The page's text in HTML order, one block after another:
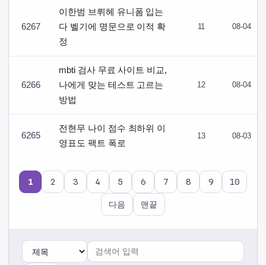
6267
이한범 브뤼헤 유니폼 입는
다 벨기에 명문으로 이적 확
정
11 08-04
6266
mbti 검사 무료 사이트 비교,
나에게 맞는 테스트 고르는
방법
12 08-04
6265
전현무 나이 점수 최하위 이
영표도 팩트 폭로
13 08-03
열린
1
페이지
2
페이지 3
페이지 4
페이지 5
페이지 6
페이지 7
페이지 8
페이지 9
페이지 10
페이지
다음 맨끝